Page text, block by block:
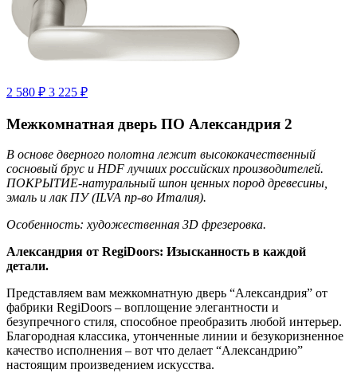
2 580 ₽ 3 225 ₽
Межкомнатная дверь ПО Александрия 2
В основе дверного полотна лежит высококачественный
сосновый брус и HDF лучших российских производителей.
ПОКРЫТИЕ-натуральный шпон ценных пород древесины,
эмаль и лак ПУ (ILVA пр-во Италия).
Особенность: художественная 3D фрезеровка.
Александрия от RegiDoors: Изысканность в каждой
детали.
Представляем вам межкомнатную дверь “Александрия” от
фабрики RegiDoors – воплощение элегантности и
безупречного стиля, способное преобразить любой интерьер.
Благородная классика, утонченные линии и безукоризненное
качество исполнения – вот что делает “Александрию”
настоящим произведением искусства.